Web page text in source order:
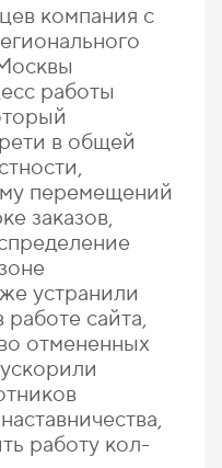
компания с
работы
в общей
перемещений
заказов,
устранили
сайта,
отмененных
работу кол-